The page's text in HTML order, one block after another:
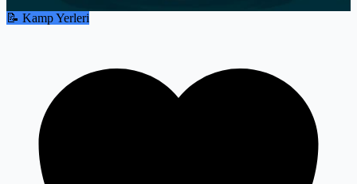
📝 Kamp Yerleri